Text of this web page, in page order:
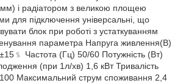
і радіатором з великою площею
для підключення універсальні, що
блок при роботі з устаткуванням
параметра Напруга живлення(В)
Частота (Гц) 50/60 Потужність (Вт)
(при 1л/хв) 1,6 кВт Тривалість
Максимальний струм споживання 2,4